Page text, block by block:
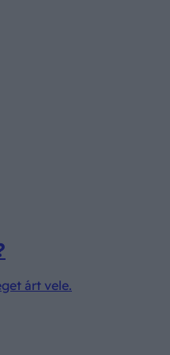
árt vele.